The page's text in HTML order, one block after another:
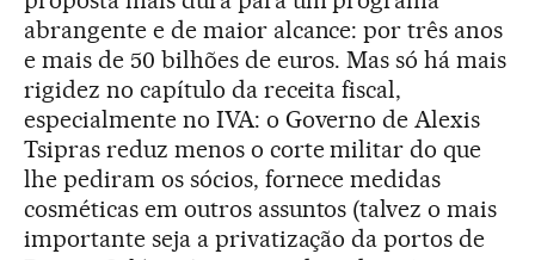
abrangente e de maior alcance: por três anos
e mais de 50 bilhões de euros. Mas só há mais
rigidez no capítulo da receita fiscal,
especialmente no IVA: o Governo de Alexis
Tsipras reduz menos o corte militar do que
lhe pediram os sócios, fornece medidas
cosméticas em outros assuntos (talvez o mais
importante seja a privatização da portos de